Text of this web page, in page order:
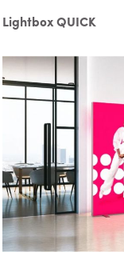
Lightbox QUICK